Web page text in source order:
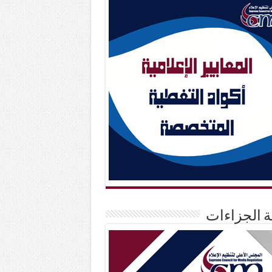
الجزاءات